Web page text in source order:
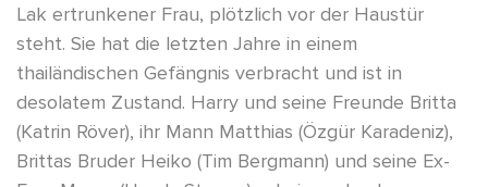
Lak ertrunkener Frau, plötzlich vor der Haustür
steht. Sie hat die letzten Jahre in einem
thailändischen Gefängnis verbracht und ist in
desolatem Zustand. Harry und seine Freunde Britta
(Katrin Röver), ihr Mann Matthias (Özgür Karadeniz),
Brittas Bruder Heiko (Tim Bergmann) und seine Ex-